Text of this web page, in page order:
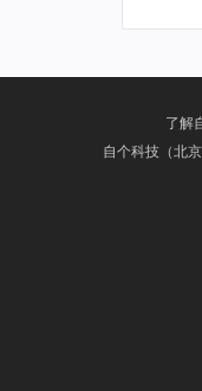
了解
自个科技（北